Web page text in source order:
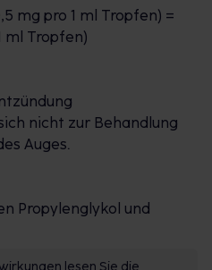
mg pro 1 ml Tropfen) =
ml Tropfen)
nicht zur Behandlung
Auges.
Propylenglykol und
lesen Sie die